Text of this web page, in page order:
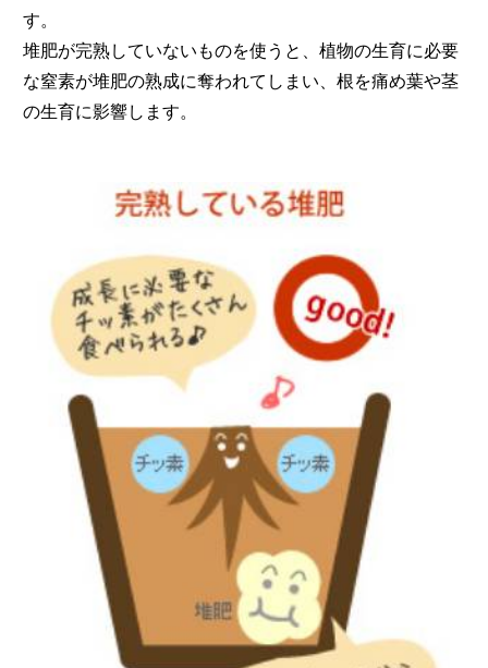
す。
堆肥が完熟していないものを使うと、植物の生育に必要
な窒素が堆肥の熟成に奪われてしまい、根を痛め葉や茎
の生育に影響します。